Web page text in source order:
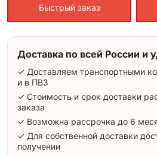
Быстрый заказ
Доставка по всей России и
✓ Доставляем транспортными
и в ПВЗ
✓ Стоимость и срок доставки
заказа
✓ Возможна рассрочка до 6
✓ Для собственной доставки
получении